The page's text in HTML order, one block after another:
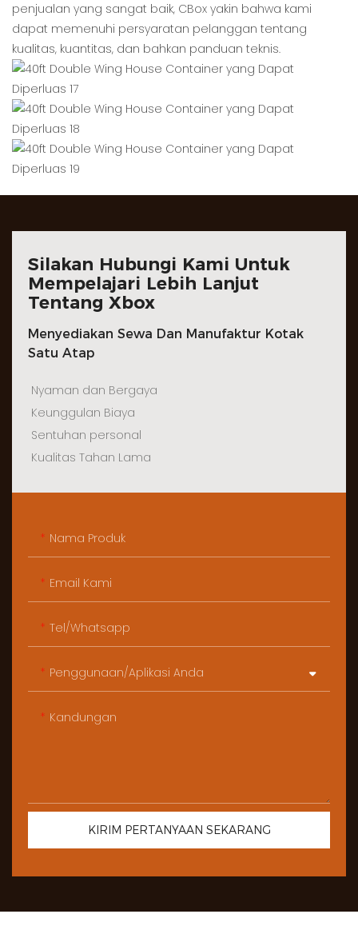
penjualan yang sangat baik, CBox yakin bahwa kami
dapat memenuhi persyaratan pelanggan tentang
kualitas, kuantitas, dan bahkan panduan teknis.
Silakan Hubungi Kami Untuk
Mempelajari Lebih Lanjut
Tentang Xbox
Menyediakan Sewa Dan Manufaktur Kotak
Satu Atap
Nyaman dan Bergaya
Keunggulan Biaya
Sentuhan personal
Kualitas Tahan Lama
Nama Produk
Email Kami
Tel/whatsapp
Penggunaan/Aplikasi Anda
Kandungan
KIRIM PERTANYAAN SEKARANG